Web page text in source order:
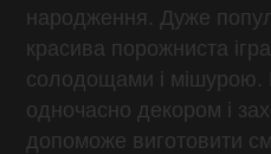
народження. Дуже
красива порожниста
солодощами і
одночасно декором і
допоможе виготовити